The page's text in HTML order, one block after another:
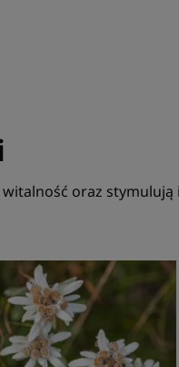
witalność oraz